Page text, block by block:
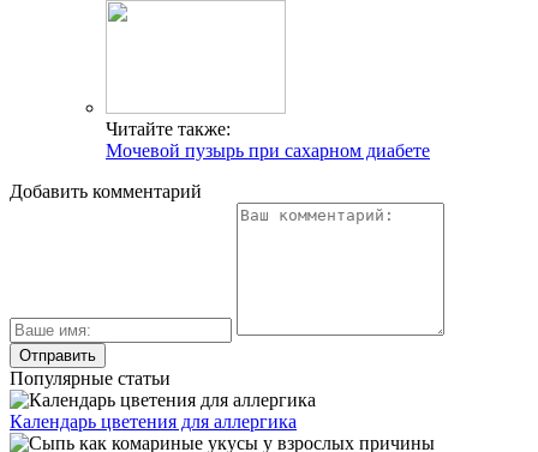
Читайте также:
Мочевой пузырь при сахарном диабете
Добавить комментарий
Популярные статьи
Календарь цветения для аллергика